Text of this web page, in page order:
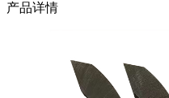
产品详情